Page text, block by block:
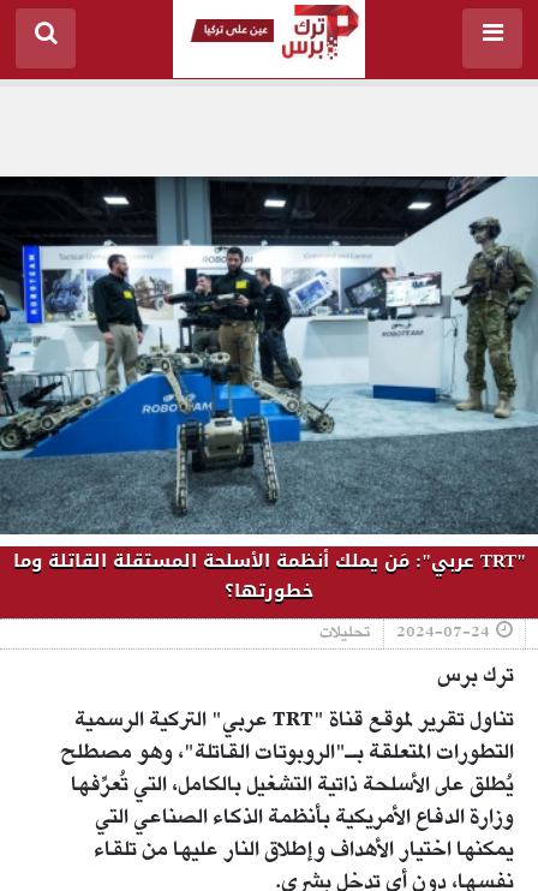
"TRT عربي": مَن يملك أنظمة الأسلحة المستقلة القاتلة وما
خطورتها؟
2024-07-24 تحليلات
ترك برس
تناول تقرير لموقع قناة "TRT عربي" التركية الرسمية
التطورات المتعلقة بـ"الروبوتات القاتلة"، وهو مصطلح
يُطلق على الأسلحة ذاتية التشغيل بالكامل، التي تُعرِّفها
وزارة الدفاع الأمريكية بأنظمة الذكاء الصناعي التي
يمكنها اختيار الأهداف وإطلاق النار عليها من تلقاء